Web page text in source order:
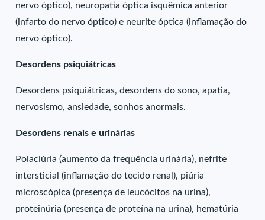
nervo óptico), neuropatia óptica isquêmica anterior
(infarto do nervo óptico) e neurite óptica (inflamação do
nervo óptico).
Desordens psiquiátricas
Desordens psiquiátricas, desordens do sono, apatia,
nervosismo, ansiedade, sonhos anormais.
Desordens renais e urinárias
Polaciúria (aumento da frequência urinária), nefrite
intersticial (inflamação do tecido renal), piúria
microscópica (presença de leucócitos na urina),
proteinúria (presença de proteína na urina), hematúria